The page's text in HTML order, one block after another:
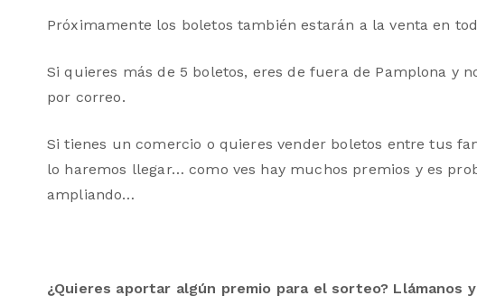
Próximamente los boletos también estarán a la venta en
Si quieres más de 5 boletos, eres de fuera de Pamplona y
por correo.
Si tienes un comercio o quieres vender boletos entre tus
lo haremos llegar… como ves hay muchos premios y es
ampliando…
¿Quieres aportar algún premio para el sorteo? Llámanos